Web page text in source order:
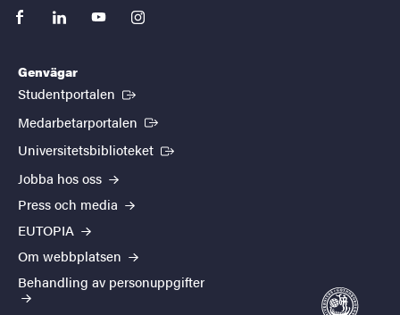
facebooklinkedinyoutubeinstagram
Genvägar
Studentportalen (Extern länk)
Medarbetarportalen (Extern länk)
Universitetsbiblioteket (Extern länk)
Jobba hos oss
Press och media
EUTOPIA
Om webbplatsen
Behandling av personuppgifter